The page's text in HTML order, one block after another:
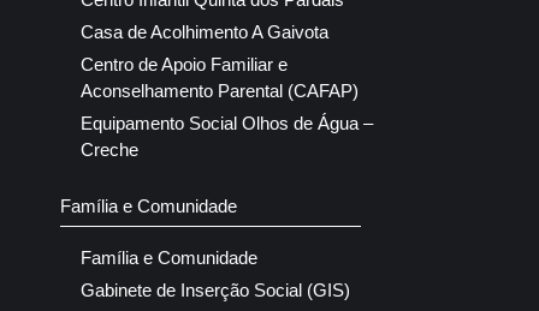
Casa de Acolhimento A Gaivota
Centro de Apoio Familiar e
Aconselhamento Parental (CAFAP)
Equipamento Social Olhos de Água –
Creche
Família e Comunidade
Família e Comunidade
Gabinete de Inserção Social (GIS)